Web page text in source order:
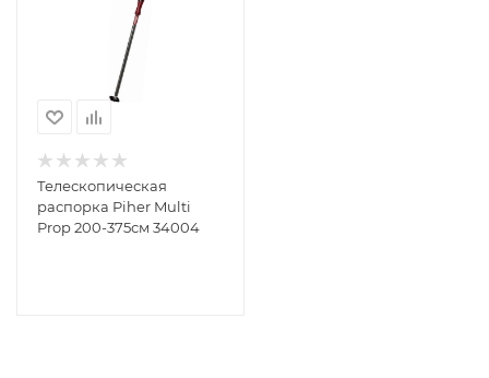
Телескопическая
распорка Piher Multi
Prop 200-375см 34004